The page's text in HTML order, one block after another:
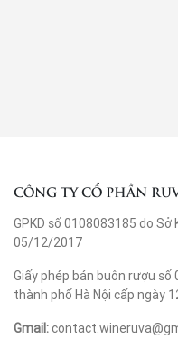
CÔNG TY CỔ PHẦN
GPKD số 0108083185 do
05/12/2017
Giấy phép bán buôn rượu số
thành phố Hà Nội cấp ngày
Gmail: